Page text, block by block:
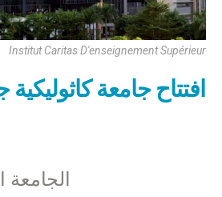
Institut Caritas D'enseignement Supérieur
افتتاح جامعة
الجامعة